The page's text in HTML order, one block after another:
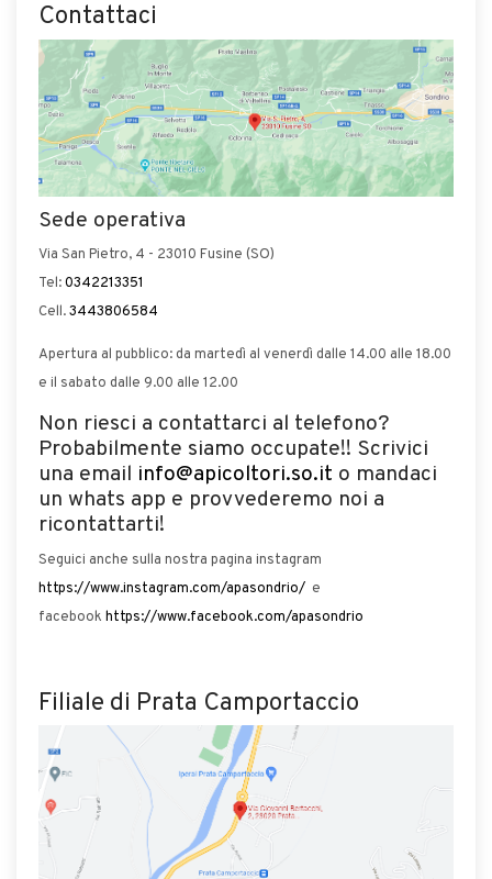
Contattaci
Sede operativa
Via San Pietro, 4 - 23010 Fusine (SO)
Tel:0342213351
Cell.3443806584
Apertura al pubblico: da martedì al venerdì dalle 14.00 alle 18.00
e il sabato dalle 9.00 alle 12.00
Non riesci a contattarci al telefono?
Probabilmente siamo occupate!! Scrivici
una email info@apicoltori.so.it o mandaci
un whats app e provvederemo noi a
ricontattarti!
Seguici anche sulla nostra pagina instagram
https://www.instagram.com/apasondrio/ e
facebook https://www.facebook.com/apasondrio
Filiale di Prata Camportaccio